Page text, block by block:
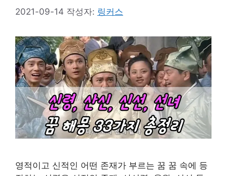
2021-09-14 작성자: 링커스
영적이고 신적인 어떤 존재가 부르는 꿈 꿈 속에 등